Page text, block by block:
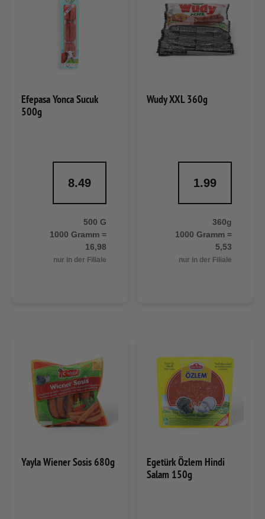
Efepasa Yonca Sucuk
500g
8.49
500 G
1000 Gramm =
16,98
nur in der Filiale
Wudy XXL 360g
1.99
360g
1000 Gramm =
5,53
nur in der Filiale
Yayla Wiener Sosis 680g
Egetürk Özlem Hindi
Salam 150g